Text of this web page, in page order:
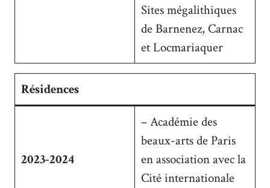
Sites mégalithiques
de Barnenez, Carnac
et Locmariaquer
Résidences
2023-2024
– Académie des
beaux-arts de Paris
en association avec la
Cité internationale